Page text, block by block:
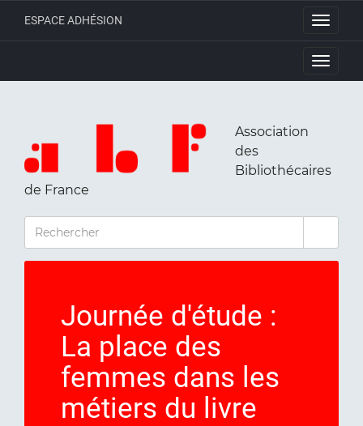
Toggle
ESPACE ADHÉSION
Toggle
Association
des
Bibliothécaires
de France
RECHERCHER
Journée d'étude :
La place des
femmes dans les
métiers du livre